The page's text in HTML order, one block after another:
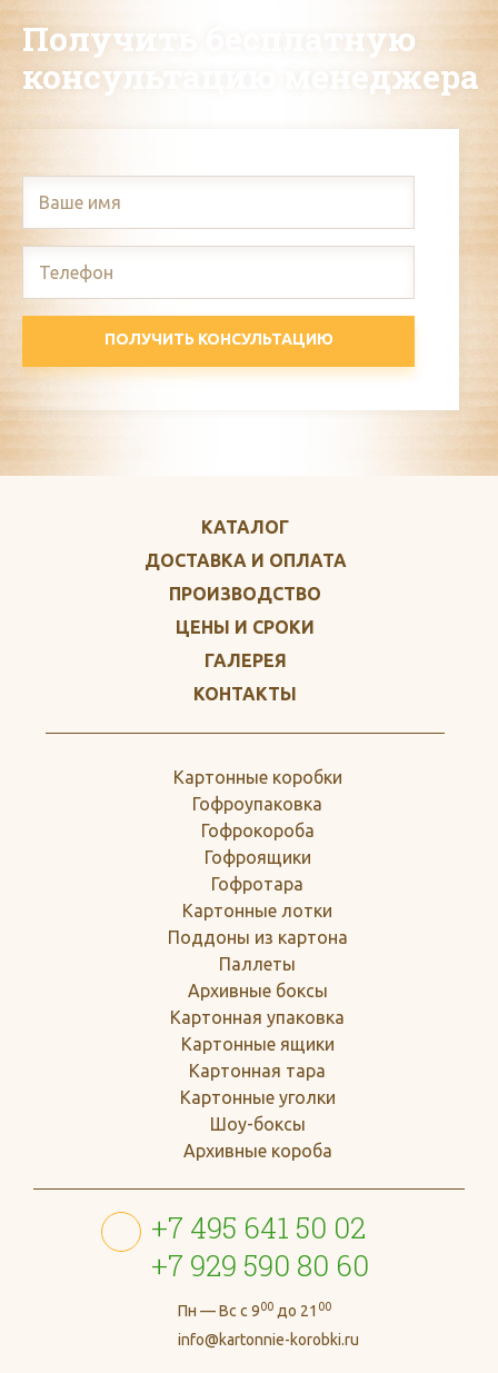
Получить бесплатную
консультацию менеджера
ПОЛУЧИТЬ КОНСУЛЬТАЦИЮ
КАТАЛОГ
ДОСТАВКА И ОПЛАТА
ПРОИЗВОДСТВО
ЦЕНЫ И СРОКИ
ГАЛЕРЕЯ
КОНТАКТЫ
Картонные коробки
Гофроупаковка
Гофрокороба
Гофроящики
Гофротара
Картонные лотки
Поддоны из картона
Паллеты
Архивные боксы
Картонная упаковка
Картонные ящики
Картонная тара
Картонные уголки
Шоу-боксы
Архивные короба
+7 495 641 50 02
+7 929 590 80 60
Пн — Вс с 900 до 21 00
info@kartonnie-korobki.ru